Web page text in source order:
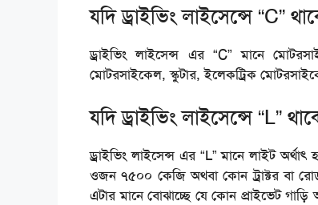
যদি ড্রাইভিং লাইসেন্সে “C”
ড্রাইভিং লাইসেন্স এর “C” মানে
মোটরসাইকেল, স্কুটার, ইলেকট্রিক
যদি ড্রাইভিং লাইসেন্সে “L”
ড্রাইভিং লাইসেন্স এর “L” মানে লাইট
ওজন ৭৫০০ কেজি অথবা কোন ট্রাক্টর বা
এটার মানে বোঝাচ্ছে যে কোন প্রাইভেট